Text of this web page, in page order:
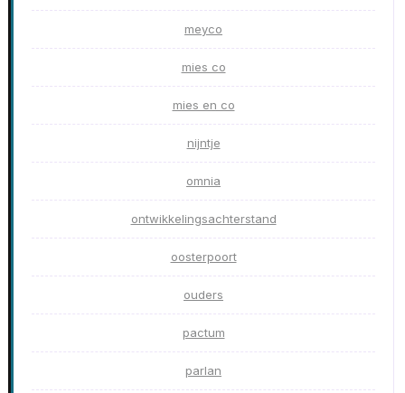
meyco
mies co
mies en co
nijntje
omnia
ontwikkelingsachterstand
oosterpoort
ouders
pactum
parlan